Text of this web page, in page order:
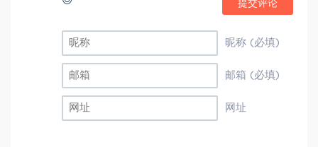
提交评论
昵称 (必填)
邮箱 (必填)
网址